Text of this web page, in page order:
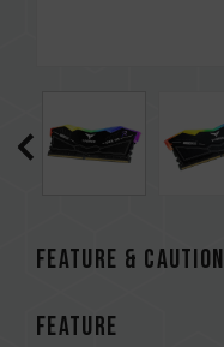
FEATURE & CAUTION
FEATURE